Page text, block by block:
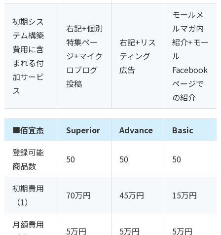
初期シス
テム構築
費用に含
まれる付
加サービ
ス
右記+個別
特集ペー
ジ+マイク
ロブログ
投稿
右記+リス
ティング
広告
モールメ
ルマガ内
紹介+モー
ル
Facebook
ページで
の紹介
■佰宜杰 Superior Advance
Basic
登録可能
商品数
50 50 50
初期費用
（1）
70万円 45万円 15万円
月額費用
5万円 5万円 5万円